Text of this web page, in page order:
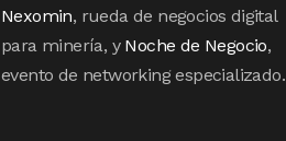
Nexomin, rueda de negocios digital
para minería, y Noche de Negocio,
evento de networking especializado.